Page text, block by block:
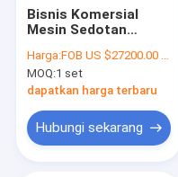
Bisnis Komersial
Mesin Sedotan
90mm 380V
Harga:FOB US $27200.00 - 27300.00 / Set
MOQ:1 set
dapatkan harga terbaru
Hubungi sekarang